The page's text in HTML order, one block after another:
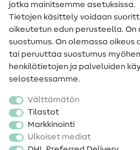
Tietoa omistajanvaihdoksesta
Peruutusoikeus
Suosittu
Kankaat
Ompelutarvikkeet
Ale
jotka mainitsemme asetuksissa.
Tietojen käsittely voidaan
oikeutetun edun perusteella.
suostumus. On olemassa
tai peruuttaa suostumus
henkilötietojen ja palveluiden
selosteessamme.
Välttämätön
Tilastot
Markkinointi
Ulkoiset mediat